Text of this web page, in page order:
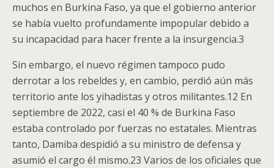
muchos en Burkina Faso, ya que el gobierno anterior
se había vuelto profundamente impopular debido a
su incapacidad para hacer frente a la insurgencia.3​
Sin embargo, el nuevo régimen tampoco pudo
derrotar a los rebeldes y, en cambio, perdió aún más
territorio ante los yihadistas y otros militantes.1​2​ En
septiembre de 2022, casi el 40 % de Burkina Faso
estaba controlado por fuerzas no estatales. Mientras
tanto, Damiba despidió a su ministro de defensa y
asumió el cargo él mismo.2​3​ Varios de los oficiales que